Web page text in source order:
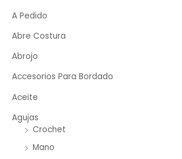
A Pedido
Abre Costura
Abrojo
Accesorios Para Bordado
Aceite
Agujas
Crochet
Mano